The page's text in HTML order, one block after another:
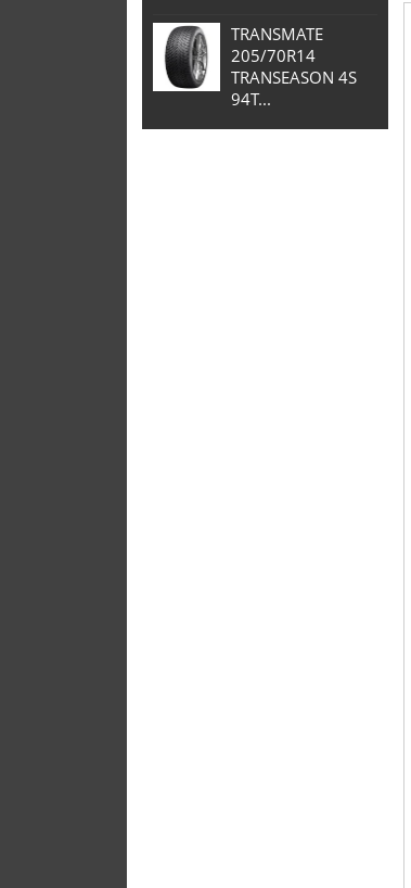
TRANSMATE
205/70R14
TRANSEASON 4S
94T...